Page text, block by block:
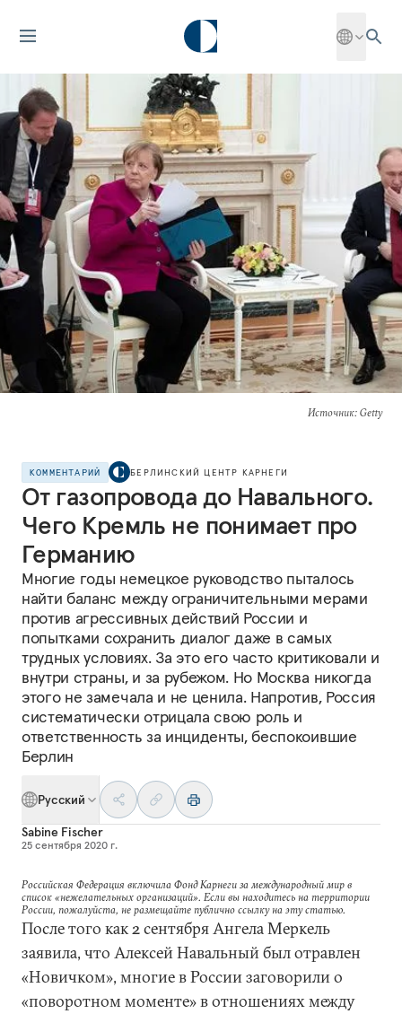
Источник: Getty
КОММЕНТАРИЙ БЕРЛИНСКИЙ ЦЕНТР КАРНЕГИ
От газопровода до Навального.
Чего Кремль не понимает про
Германию
Многие годы немецкое руководство пыталось
найти баланс между ограничительными мерами
против агрессивных действий России и
попытками сохранить диалог даже в самых
трудных условиях. За это его часто критиковали и
внутри страны, и за рубежом. Но Москва никогда
этого не замечала и не ценила. Напротив, Россия
систематически отрицала свою роль и
ответственность за инциденты, беспокоившие
Берлин
Русский
Sabine Fischer
25 сентября 2020 г.
Российская Федерация включила Фонд Карнеги за международный мир в
список «нежелательных организаций». Если вы находитесь на территории
России, пожалуйста, не размещайте публично ссылку на эту статью.
После того как 2 сентября Ангела Меркель
заявила, что Алексей Навальный был отравлен
«Новичком», многие в России заговорили о
«поворотном моменте» в отношениях между